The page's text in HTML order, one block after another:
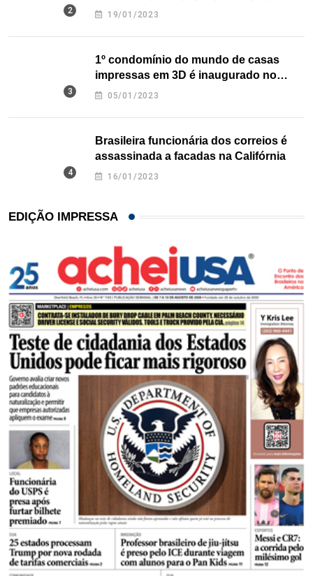
nos EUA
19/01/2023
1º condomínio do mundo de casas
impressas em 3D é inaugurado no
Texas
05/01/2023
Brasileira funcionária dos correios é
assassinada a facadas na Califórnia
16/01/2023
EDIÇÃO IMPRESSA